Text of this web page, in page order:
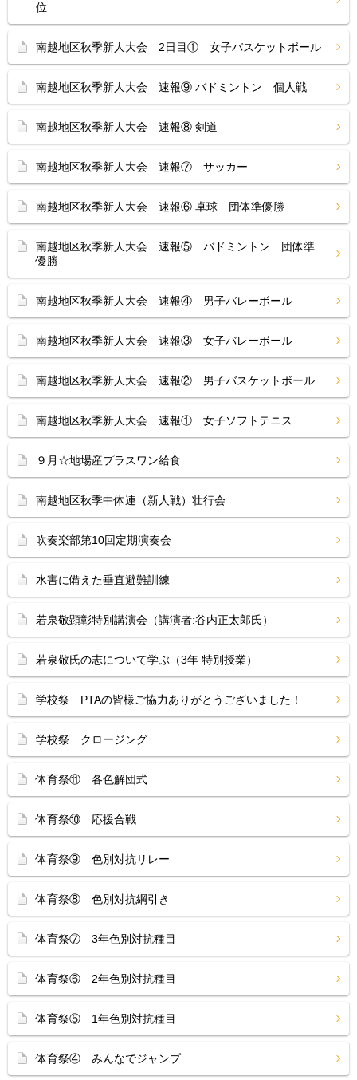
位
南越地区秋季新人大会 2日目① 女子バスケットボール
南越地区秋季新人大会 速報⑨ バドミントン 個人戦
南越地区秋季新人大会 速報⑧ 剣道
南越地区秋季新人大会 速報⑦ サッカー
南越地区秋季新人大会 速報⑥ 卓球 団体準優勝
南越地区秋季新人大会 速報⑤ バドミントン 団体準
優勝
南越地区秋季新人大会 速報④ 男子バレーボール
南越地区秋季新人大会 速報③ 女子バレーボール
南越地区秋季新人大会 速報② 男子バスケットボール
南越地区秋季新人大会 速報① 女子ソフトテニス
９月☆地場産プラスワン給食
南越地区秋季中体連（新人戦）壮行会
吹奏楽部第10回定期演奏会
水害に備えた垂直避難訓練
若泉敬顕彰特別講演会（講演者:谷内正太郎氏）
若泉敬氏の志について学ぶ（3年 特別授業）
学校祭 PTAの皆様ご協力ありがとうございました！
学校祭 クロージング
体育祭⑪ 各色解団式
体育祭⑩ 応援合戦
体育祭⑨ 色別対抗リレー
体育祭⑧ 色別対抗綱引き
体育祭⑦ 3年色別対抗種目
体育祭⑥ 2年色別対抗種目
体育祭⑤ 1年色別対抗種目
体育祭④ みんなでジャンプ